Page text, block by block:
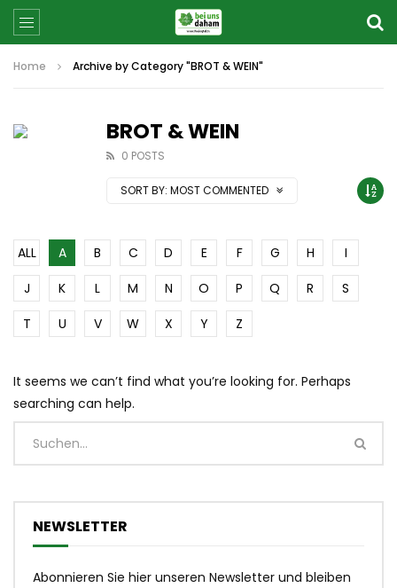
Home Archive by Category "BROT & WEIN"
BROT & WEIN
0 POSTS
SORT BY: MOST COMMENTED
ALL A B C D E F G H
I
J
K L M N O P Q R
S
T
U V W X Y Z
It seems we can’t find what you’re looking for. Perhaps
searching can help.
NEWSLETTER
Abonnieren Sie hier unseren Newsletter und bleiben